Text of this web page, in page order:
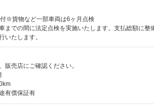
※貨物など一部車両は6ヶ月点検
までの間に法定点検を実施いたします。支払総額に整
いたします。
販売店にご確認ください。
有償保証有